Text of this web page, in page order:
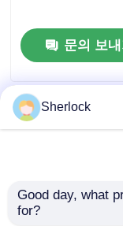
문의 보내
Sherlock
Good day, what
for?